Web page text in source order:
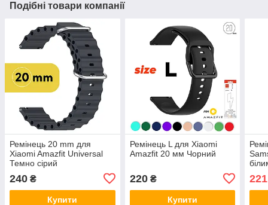
Подібні товари компанії
Ремінець 20 mm для
Xiaomi Amazfit Universal
Темно сірий
240 ₴
Купити
Ремінець L для Xiaomi
Amazfit 20 мм Чорний
220₴
Купити
221